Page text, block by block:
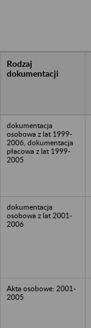
Rodzaj
dokumentacji
dokumentacja
osobowa z lat 1999-
2006, dokumentacja
płacowa z lat 1999-
2005
dokumentacja
osobowa z lat 2001-
2006
Akta osobowe: 2001-
2005